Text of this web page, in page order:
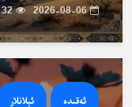
2026-08-06 32 قېتىم كۆرۈلدى
ئەقىدە ئېلانلار